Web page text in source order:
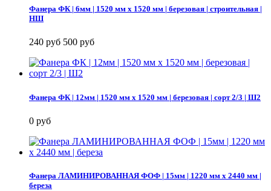
Фанера ФК | 6мм | 1520 мм х 1520 мм | березовая | строительная |
НШ
240 руб 500 руб
Фанера ФК | 12мм | 1520 мм х 1520 мм | березовая | сорт 2/3 | Ш2
0 руб
Фанера ЛАМИНИРОВАННАЯ ФОФ | 15мм | 1220 мм х 2440 мм |
береза